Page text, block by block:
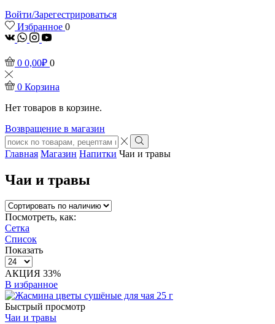
Войти/Зарегестрироваться
Избранное 0
vk Whatsapp
Instagram
Youtube
0 0,00₽ 0
0 Корзина
Нет товаров в корзине.
Возвращение в магазин
Search
input
Search
Главная Магазин Напитки Чаи и травы
Чаи и травы
Посмотреть, как:
Сетка
Список
Показать
Товаров
на
странице
АКЦИЯ 33%
В избранное
Быстрый просмотр
Чаи и травы